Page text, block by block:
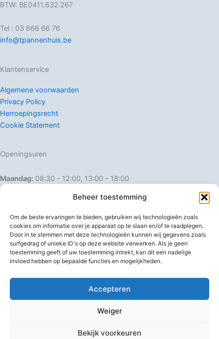
Beheer toestemming
Om de beste ervaringen te bieden, gebruiken wij technologieën zoals
cookies om informatie over je apparaat op te slaan en/of te raadplegen.
Door in te stemmen met deze technologieën kunnen wij gegevens zoals
surfgedrag of unieke ID's op deze website verwerken. Als je geen
toestemming geeft of uw toestemming intrekt, kan dit een nadelige
invloed hebben op bepaalde functies en mogelijkheden.
Accepteren
Weiger
Bekijk voorkeuren
BTW: BE0411.632.267
Tel : 03 666 66 76
info@tpannenhuis.be
Klantenservice
Algemene voorwaarden
Privacy Policy
Herroepingsrecht
Cookie Statement
Openingsuren
Maandag: 08:30 – 12:00, 13:00 – 18:00
Dinsdag:
08:30 – 12:00, 13:00 – 18:00
Donderdag: 08:30 – 12:00, 13:00 – 18:00
Vrijdag: 08:30 – 12:00, 13:00 – 18:00
Zaterdag: 08:30 – 16:00
Zondag: Gesloten